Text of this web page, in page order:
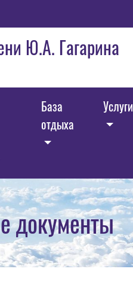
Ю.А. Гагарина
База
отдыха
Услуги
документы